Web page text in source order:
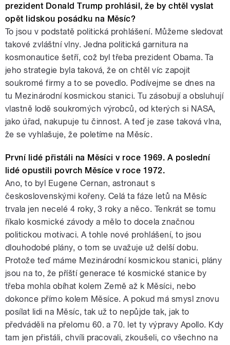
prezident Donald Trump prohlásil, že by chtěl vyslat
opět lidskou posádku na Měsíc?
To jsou v podstatě politická prohlášení. Můžeme sledovat
takové zvláštní vlny. Jedna politická garnitura na
kosmonautice šetří, což byl třeba prezident Obama. Ta
jeho strategie byla taková, že on chtěl víc zapojit
soukromé firmy a to se povedlo. Podívejme se dnes na
tu Mezinárodní kosmickou stanici. Tu zásobují a obsluhují
vlastně lodě soukromých výrobců, od kterých si NASA,
jako úřad, nakupuje tu činnost. A teď je zase taková vlna,
že se vyhlašuje, že poletíme na Měsíc.
První lidé přistáli na Měsíci v roce 1969. A poslední
lidé opustili povrch Měsíce v roce 1972.
Ano, to byl Eugene Cernan, astronaut s
československými kořeny. Celá ta fáze letů na Měsíc
trvala jen necelé 4 roky, 3 roky a něco. Tenkrát se tomu
říkalo kosmické závody a mělo to docela značnou
politickou motivaci. A tohle nové prohlášení, to jsou
dlouhodobé plány, o tom se uvažuje už delší dobu.
Protože teď máme Mezinárodní kosmickou stanici, plány
jsou na to, že příští generace té kosmické stanice by
třeba mohla obíhat kolem Země až k Měsíci, nebo
dokonce přímo kolem Měsíce. A pokud má smysl znovu
posílat lidi na Měsíc, tak už to nepůjde tak, jak to
předváděli na přelomu 60. a 70. let ty výpravy Apollo. Kdy
tam jen přistáli, chvíli pracovali, zkoušeli, co všechno na